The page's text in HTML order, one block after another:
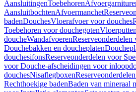
AansluitingenToebehoren
AansluitbochtenAfvoermanchet
badenDouchesVloerafvoer voor douches
Toebehoren voor douchegoten
doucheWandafvoeren
Douchebakken en doucheplaten
douchesifonsReserveonderdelen voor
voor Douche-afscheidingen voor
douchesNisaflegboxen
Rechthoekige badenBaden van mineraal